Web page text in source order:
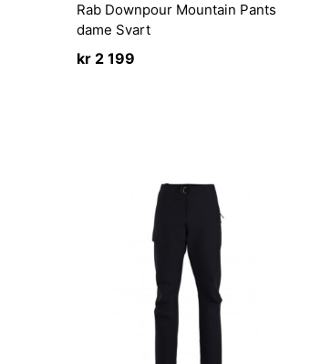
Rab Downpour Mountain Pants
dame Svart
kr 2 199